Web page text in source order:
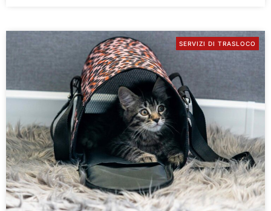
SERVIZI DI TRASLOCO